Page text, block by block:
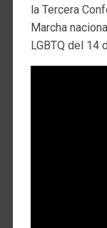
la Tercera
Marcha
LGBTQ del 14